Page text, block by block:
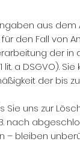
aus
den Fall von
der
a DSGVO).
der bis
uns zur
nach
– bleiben